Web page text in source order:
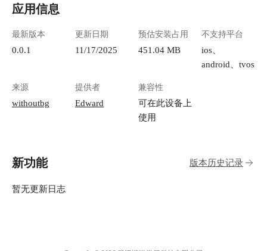
应用信息
最新版本
0.0.1
更新日期
11/17/2025
预估安装占用
451.04 MB
不支持平台
ios、
android、tvos
来源
withoutbg
提供者
Edward
兼容性
可在此设备上
使用
新功能 版本历史记录
暂无更新日志